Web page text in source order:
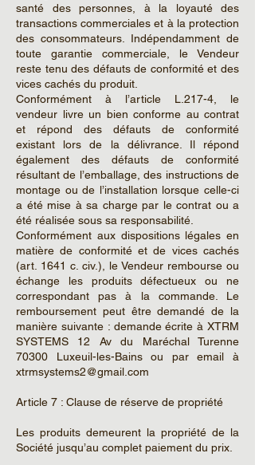
santé des personnes, à la loyauté des
transactions commerciales et à la protection
des consommateurs. Indépendamment de
toute garantie commerciale, le Vendeur
reste tenu des défauts de conformité et des
vices cachés du produit.
Conformément à l’article L.217-4, le
vendeur livre un bien conforme au contrat
et répond des défauts de conformité
existant lors de la délivrance. Il répond
également des défauts de conformité
résultant de l’emballage, des instructions de
montage ou de l’installation lorsque celle-ci
a été mise à sa charge par le contrat ou a
été réalisée sous sa responsabilité.
Conformément aux dispositions légales en
matière de conformité et de vices cachés
(art. 1641 c. civ.), le Vendeur rembourse ou
échange les produits défectueux ou ne
correspondant pas à la commande. Le
remboursement peut être demandé de la
manière suivante : demande écrite à XTRM
SYSTEMS 12 Av du Maréchal Turenne
70300 Luxeuil-les-Bains ou par email à
xtrmsystems2@gmail.com
Article 7 : Clause de réserve de propriété
Les produits demeurent la propriété de la
Société jusqu’au complet paiement du prix.